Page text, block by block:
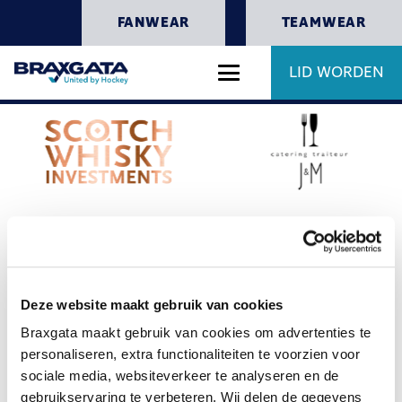
Deze website maakt gebruik van cookies
Braxgata maakt gebruik van cookies om advertenties te
personaliseren, extra functionaliteiten te voorzien voor
sociale media, websiteverkeer te analyseren en de
gebruikservaring te verbeteren. Wij delen de gegevens
FANWEAR TEAMWEAR
LID WORDEN